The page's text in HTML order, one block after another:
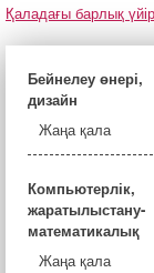
Қаладағы барлық
Бейнелеу өнері,
дизайн
Жаңа қала
Компьютерлік,
жаратылыстану-
математикалық
Жаңа қала